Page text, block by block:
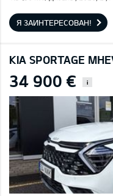
Я ЗАИНТЕРЕСОВАН!
KIA SPORTAGE
34 900 € i